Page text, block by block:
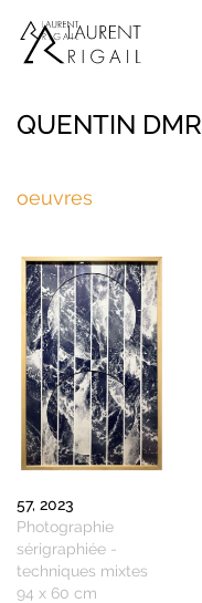
QUENTIN DMR
oeuvres
57, 2023
Photographie
sérigraphiée -
techniques mixtes
94 x 60 cm